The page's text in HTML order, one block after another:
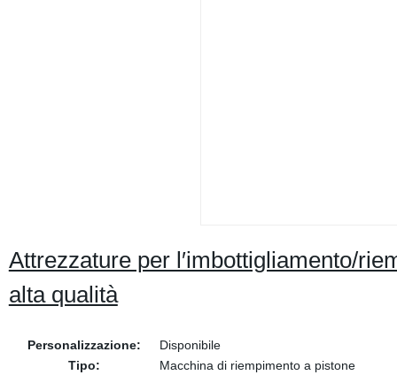
Attrezzature per l′imbottigliamento/
alta qualità
Personalizzazione:
Disponibile
Tipo:
Macchina di riempimento a pistone